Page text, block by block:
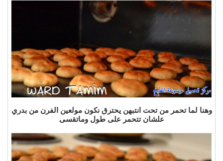
وهنا لما تحمر من تحت انتبهن يحترق نكون مولعين الفرن من بدري
علشان تتحمر على طول وماتقسى